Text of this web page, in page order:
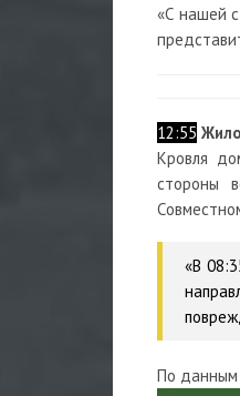
«С нашей
12:55
Кровля
стороны
«В
По данным